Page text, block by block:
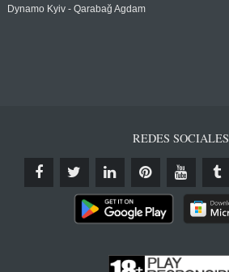
Dynamo Kyiv - Qarabağ Agdam
REDES SOCIALES